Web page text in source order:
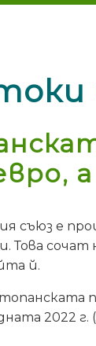
съюз е
Това
й.
2022 г.